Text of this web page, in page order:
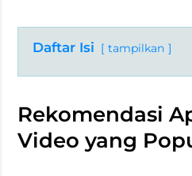
Daftar Isi tampilkan
Rekomendasi
Video yang